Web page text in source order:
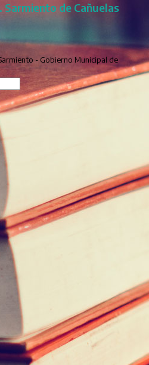
Sarmiento de Cañuelas
- Gobierno Municipal de